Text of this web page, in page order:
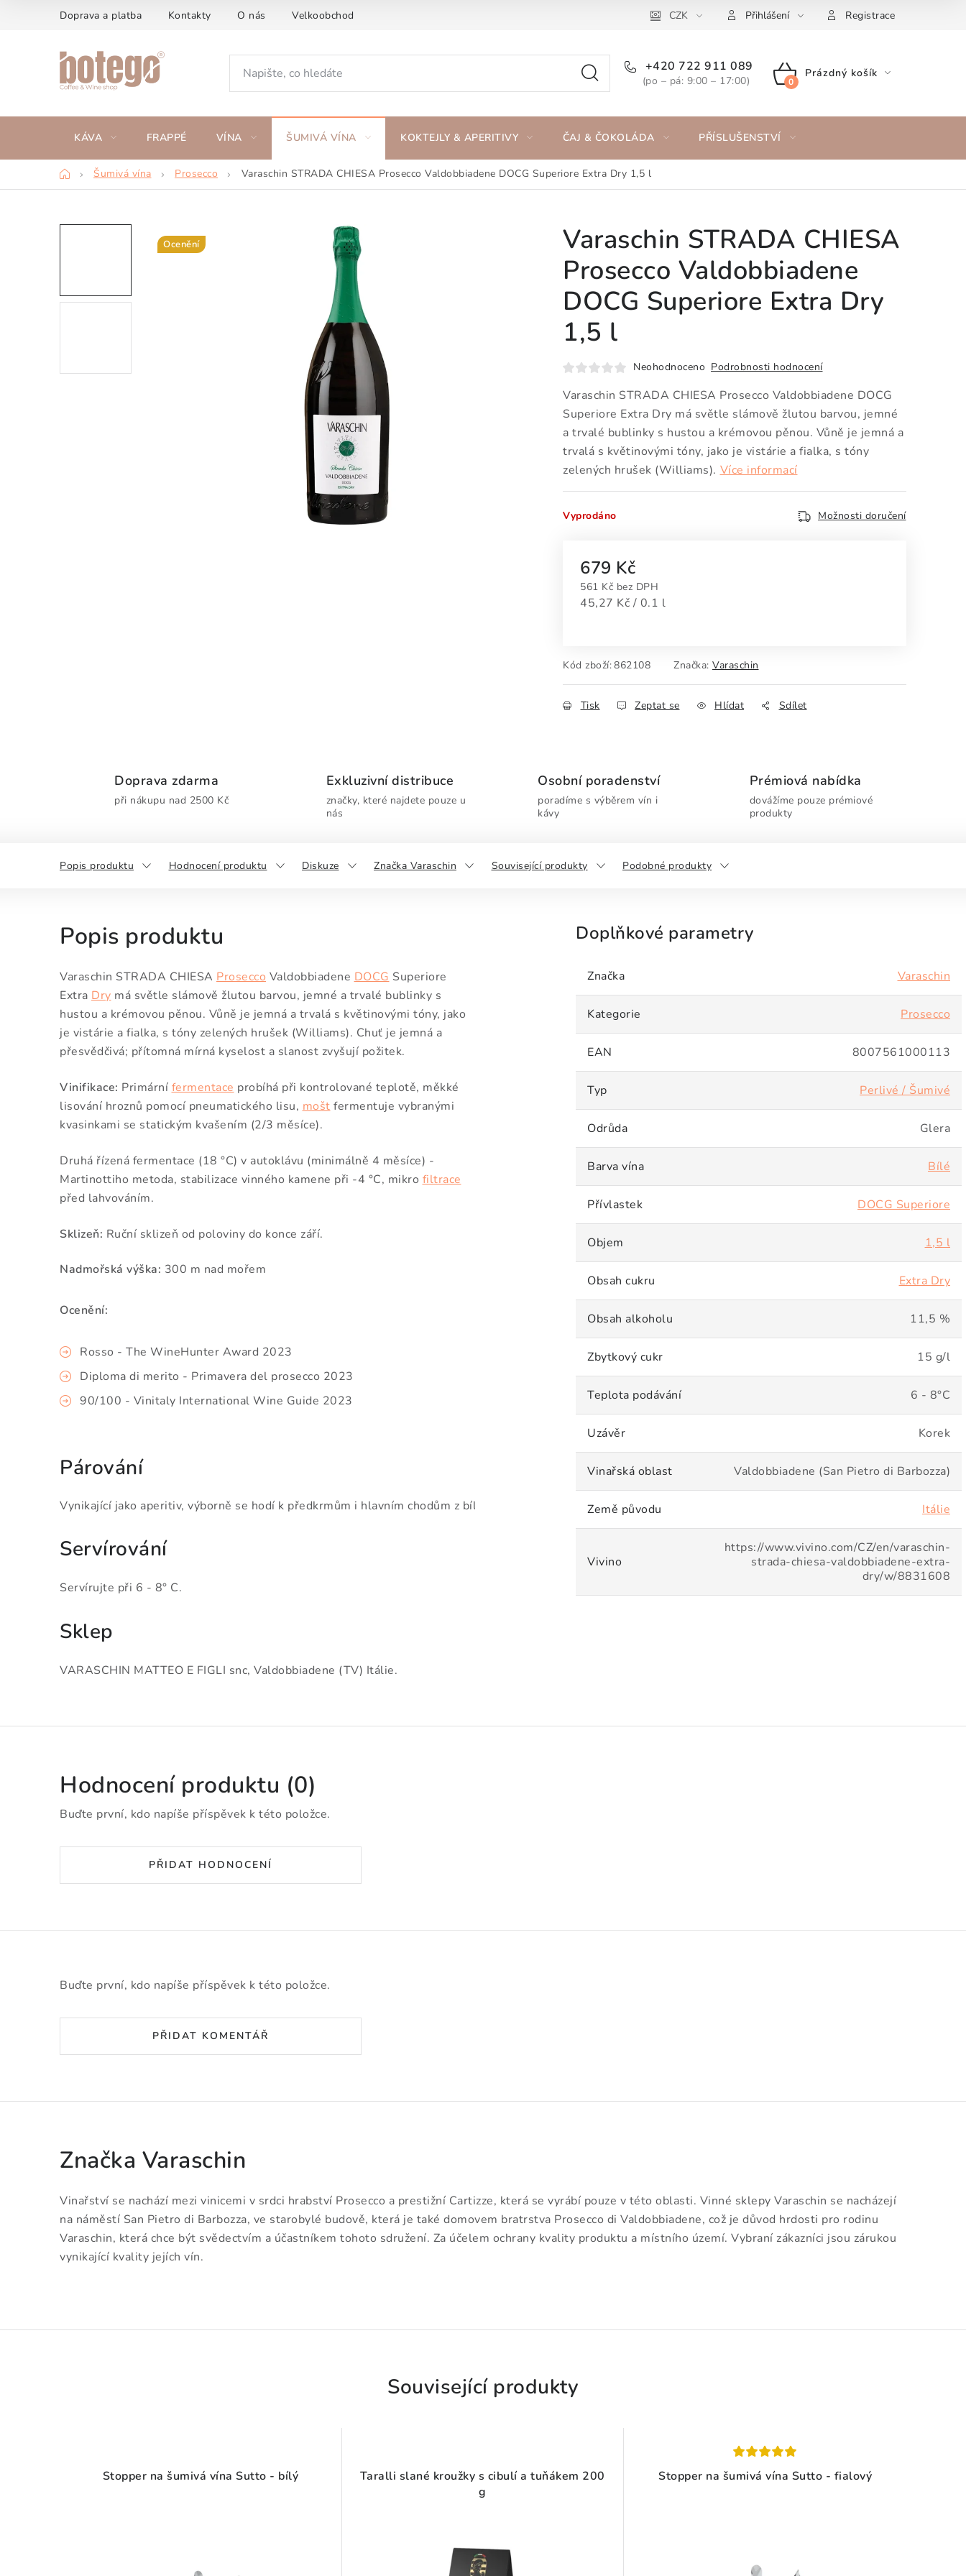
Doprava a platba Kontakty O nás Velkoobchod CZK Přihlášení Registrace
+420 722 911 089
(po – pá: 9:00 – 17:00)
NÁKUPNÍ
Prázdný košík
KÁVA FRAPPÉ VÍNA ŠUMIVÁ VÍNA KOKTEJLY & APERITIVY ČAJ & ČOKOLÁDA PŘÍSLUŠENSTVÍ
DomůŠumivá vína Prosecco Varaschin STRADA CHIESA Prosecco Valdobbiadene DOCG Superiore Extra Dry 1,5 l
Varaschin STRADA CHIESA
Prosecco Valdobbiadene
DOCG Superiore Extra Dry
1,5 l
Neohodnoceno Podrobnosti hodnocení
Varaschin STRADA CHIESA Prosecco Valdobbiadene DOCG
Superiore Extra Dry má světle slámově žlutou barvou, jemné
a trvalé bublinky s hustou a krémovou pěnou. Vůně je jemná a
trvalá s květinovými tóny, jako je vistárie a fialka, s tóny
zelených hrušek (Williams). Více informací
Vyprodáno Možnosti doručení
679 Kč
561 Kč bez DPH
Měrná cena:
45,27 Kč / 0.1 l
Kód zboží:862108 Značka: Varaschin
Tisk Zeptat se Hlídat Sdílet
Ocenění
Doprava zdarma
při nákupu nad 2500 Kč
Exkluzivní distribuce
značky, které najdete pouze u
nás
Osobní poradenství
poradíme s výběrem vín i
kávy
Prémiová nabídka
dovážíme pouze prémiové
produkty
Popis produktu Hodnocení produktu Diskuze Značka Varaschin Související produkty Podobné produkty
Popis produktu
Varaschin STRADA CHIESA Prosecco Valdobbiadene DOCG Superiore
Extra Dry má světle slámově žlutou barvou, jemné a trvalé bublinky s
hustou a krémovou pěnou. Vůně je jemná a trvalá s květinovými tóny, jako
je vistárie a fialka, s tóny zelených hrušek (Williams). Chuť je jemná a
přesvědčivá; přítomná mírná kyselost a slanost zvyšují požitek.
Vinifikace: Primární fermentace probíhá při kontrolované teplotě, měkké
lisování hroznů pomocí pneumatického lisu, mošt fermentuje vybranými
kvasinkami se statickým kvašením (2/3 měsíce).
Druhá řízená fermentace (18 °C) v autoklávu (minimálně 4 měsíce) -
Martinottiho metoda, stabilizace vinného kamene při -4 °C, mikro filtrace
před lahvováním.
Sklizeň: Ruční sklizeň od poloviny do konce září.
Nadmořská výška: 300 m nad mořem
Ocenění:
Rosso - The WineHunter Award 2023
Diploma di merito - Primavera del prosecco 2023
90/100 - Vinitaly International Wine Guide 2023
Párování
Vynikající jako aperitiv, výborně se hodí k předkrmům i hlavním chodům z bílého masa.
Servírování
Servírujte při 6 - 8° C.
Sklep
VARASCHIN MATTEO E FIGLI snc, Valdobbiadene (TV) Itálie.
Doplňkové parametry
Značka Varaschin
Kategorie Prosecco
EAN 8007561000113
Typ Perlivé / Šumivé
Odrůda Glera
Barva vína Bílé
Přívlastek DOCG Superiore
Objem 1,5 l
Obsah cukru Extra Dry
Obsah alkoholu 11,5 %
Zbytkový cukr 15 g/l
Teplota podávání 6 - 8°C
Uzávěr Korek
Vinařská oblast Valdobbiadene (San Pietro di Barbozza)
Země původu Itálie
Vivino
https://www.vivino.com/CZ/en/varaschin-
strada-chiesa-valdobbiadene-extra-
dry/w/8831608
Hodnocení produktu (0)
Buďte první, kdo napíše příspěvek k této položce.
PŘIDAT HODNOCENÍ
Buďte první, kdo napíše příspěvek k této položce.
PŘIDAT KOMENTÁŘ
Značka Varaschin
Vinařství se nachází mezi vinicemi v srdci hrabství Prosecco a prestižní Cartizze, která se vyrábí pouze v této oblasti. Vinné sklepy Varaschin se nacházejí
na náměstí San Pietro di Barbozza, ve starobylé budově, která je také domovem bratrstva Prosecco di Valdobbiadene, což je důvod hrdosti pro rodinu
Varaschin, která chce být svědectvím a účastníkem tohoto sdružení. Za účelem ochrany kvality produktu a místního území. Vybraní zákazníci jsou zárukou
vynikající kvality jejích vín.
Související produkty
Stopper na šumivá vína Sutto - bílý
Taralli slané kroužky s cibulí a tuňákem 200
g
Stopper na šumivá vína Sutto - fialový